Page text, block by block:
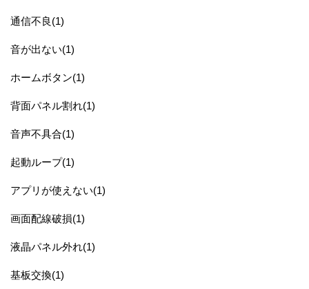
通信不良(1)
音が出ない(1)
ホームボタン(1)
背面パネル割れ(1)
音声不具合(1)
起動ループ(1)
アプリが使えない(1)
画面配線破損(1)
液晶パネル外れ(1)
基板交換(1)